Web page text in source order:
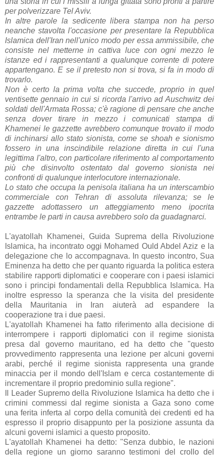
per polverizzare Tel Aviv.
In altre parole la sedicente libera stampa non ha perso
neanche stavolta l'occasione per presentare la Repubblica
Islamica dell'Iran nell'unico modo per essa ammissibile, che
consiste nel metterne in cattiva luce con ogni mezzo le
istanze ed i rappresentanti a qualunque corrente di potere
appartengano. E se il pretesto non si trova, si fa in modo di
trovarlo.
Non è certo la prima volta che succede, proprio in quel
ventisette gennaio in cui si ricorda l'arrivo ad Auschwitz dei
soldati dell'Armata Rossa; c'è ragione di pensare che anche
senza dover tirare in mezzo i comunicati stampa di
Khamenei le gazzette avrebbero comunque trovato il modo
di inchinarsi allo stato sionista, come se shoah e sionismo
fossero in una inscindibile relazione diretta in cui l'una
legittima l'altro, con particolare riferimento al comportamento
più che disinvolto ostentato dal governo sionista nei
confronti di qualunque interlocutore internazionale.
Lo stato che occupa la penisola italiana ha un interscambio
commerciale con Tehran di assoluta rilevanza; se le
gazzette adottassero un atteggiamento meno ipocrita
entrambe le parti in causa avrebbero solo da guadagnarci.
L'ayatollah Khamenei, Guida Suprema della Rivoluzione
Islamica, ha incontrato oggi Mohamed Ould Abdel Aziz e la
delegazione che lo accompagnava. In questo incontro, Sua
Eminenza ha detto che per quanto riguarda la politica estera
stabilire rapporti diplomatici e cooperare con i paesi islamici
sono i principi fondamentali della Repubblica Islamica. Ha
inoltre espresso la speranza che la visita del presidente
della Mauritania in Iran aiuterà ad espandere la
cooperazione tra i due paesi.
L'ayatollah Khamenei ha fatto riferimento alla decisione di
interrompere i rapporti diplomatici con il regime sionista
presa dal governo mauritano, ed ha detto che "questo
provvedimento rappresenta una lezione per alcuni governi
arabi, perché il regime sionista rappresenta una grande
minaccia per il mondo dell'Islam e cerca costantemente di
incrementare il proprio predominio sulla regione".
Il Leader Supremo della Rivoluzione Islamica ha detto che i
crimini commessi dal regime sionista a Gaza sono come
una ferita inferta al corpo della comunità dei credenti ed ha
espresso il proprio disappunto per la posizione assunta da
alcuni governi islamici a questo proposito.
L'ayatollah Khamenei ha detto: "Senza dubbio, le nazioni
della regione un giorno saranno testimoni del crollo del